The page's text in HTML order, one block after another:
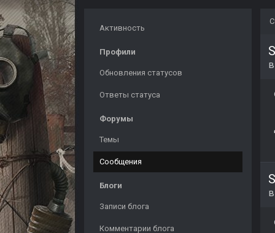
Активность
Профили
Обновления статусов
Ответы статуса
Форумы
Темы
Сообщения
Блоги
Записи блога
Комментарии блога